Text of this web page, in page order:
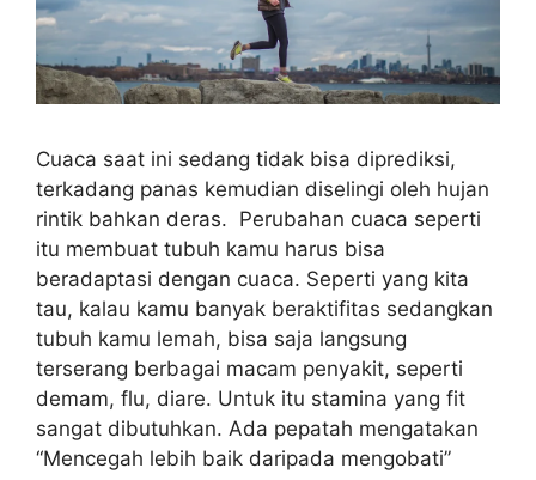
Cuaca saat ini sedang tidak bisa diprediksi,
terkadang panas kemudian diselingi oleh hujan
rintik bahkan deras. Perubahan cuaca seperti
itu membuat tubuh kamu harus bisa
beradaptasi dengan cuaca. Seperti yang kita
tau, kalau kamu banyak beraktifitas sedangkan
tubuh kamu lemah, bisa saja langsung
terserang berbagai macam penyakit, seperti
demam, flu, diare. Untuk itu stamina yang fit
sangat dibutuhkan. Ada pepatah mengatakan
“Mencegah lebih baik daripada mengobati”